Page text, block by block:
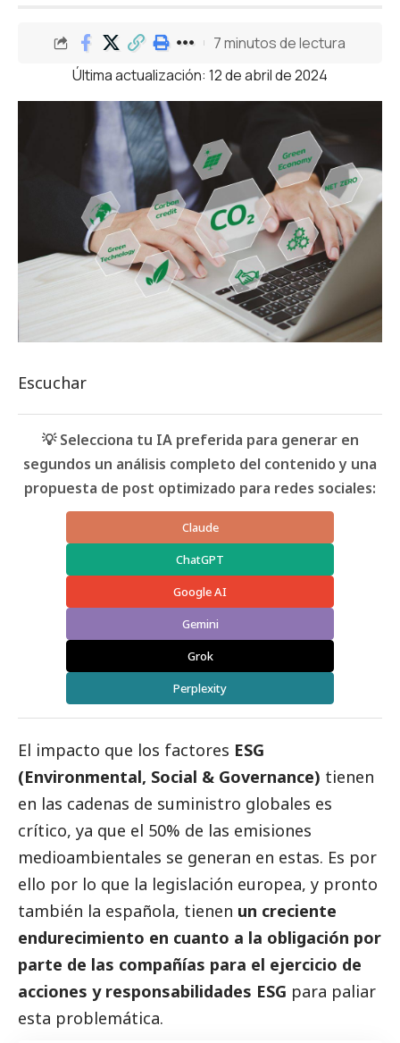
Última actualización: 12 de abril de 2024
7 minutos de lectura
Escuchar
💡 Selecciona tu IA preferida para generar en
segundos un análisis completo del contenido y una
propuesta de post optimizado para redes sociales:
Claude
ChatGPT
Google AI
Gemini
Grok
Perplexity
El impacto que los factores ESG
(Environmental, Social & Governance) tienen
en las cadenas de suministro globales es
crítico, ya que el 50% de las emisiones
medioambientales se generan en estas. Es por
ello por lo que la legislación europea, y pronto
también la española, tienen un creciente
endurecimiento en cuanto a la obligación por
parte de las compañías para el ejercicio de
acciones y responsabilidades ESG para paliar
esta problemática.